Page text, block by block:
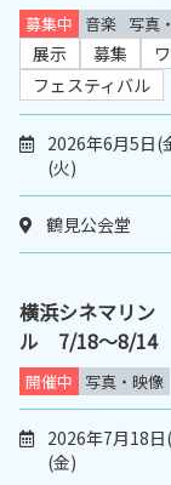
募集中 音楽 写真
展示 募集
フェスティバル
2026年6月5日(
(火)
鶴見公会堂
横浜シネマリン
ル 7/18～8/14
開催中 写真・映像
2026年7月18
(金)